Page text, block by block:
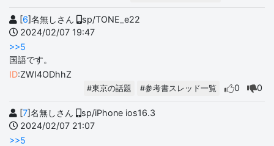
[6]名無しさん
sp/TONE_e22
2024/02/07 19:47
>>5
国語です。
ID:ZWI4ODhhZ
#東京の話題 #参考書スレッド一覧 0 0
[7]名無しさん
sp/iPhone ios16.3
2024/02/07 21:07
>>5